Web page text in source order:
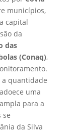
municípios,
capital
da
das
(Conaq),
a quantidade
uma
para a
se
da Silva